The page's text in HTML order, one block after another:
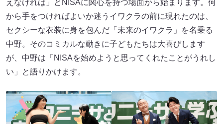
えなければ」とNISAに関心を持つ場面から始まります。何
から手をつければよいか迷うイワクラの前に現れたのは、
セクシーな衣装に身を包んだ「未来のイワクラ」を名乗る
中野。そのコミカルな動きに子どもたちは大喜びします
が、中野は「NISAを始めようと思ってくれたことがうれし
い」と語りかけます。